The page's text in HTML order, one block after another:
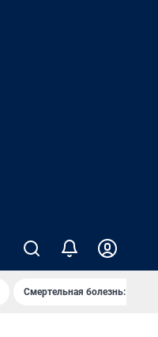
Смертельная болезнь: